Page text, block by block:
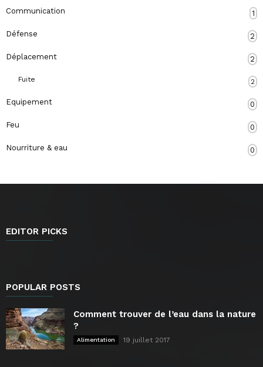
Communication 1
Défense 2
Déplacement 2
Fuite 2
Equipement 0
Feu 0
Nourriture & eau 0
EDITOR PICKS
POPULAR POSTS
Comment trouver de l’eau dans la nature
?
Alimentation 19 juillet 2017